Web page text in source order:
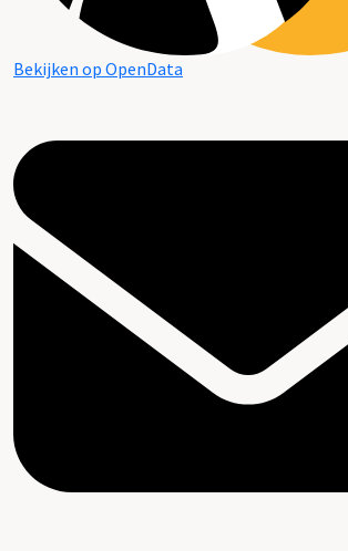
Bekijken op OpenData